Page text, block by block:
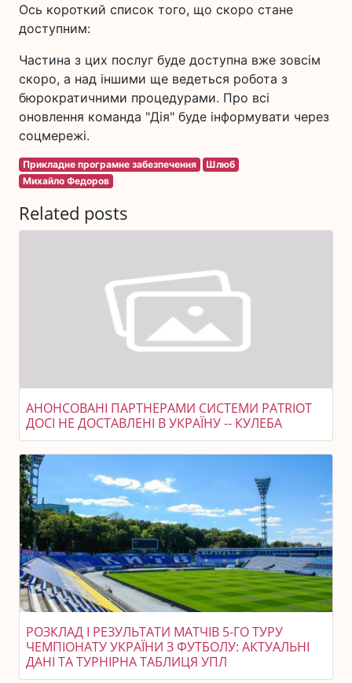
Ось короткий список того, що скоро стане
доступним:
Частина з цих послуг буде доступна вже зовсім
скоро, а над іншими ще ведеться робота з
бюрократичними процедурами. Про всі
оновлення команда "Дія" буде інформувати через
соцмережі.
Прикладне програмне забезпечення
Шлюб
Михайло Федоров
Related posts
АНОНСОВАНІ ПАРТНЕРАМИ СИСТЕМИ PATRIOT
ДОСІ НЕ ДОСТАВЛЕНІ В УКРАЇНУ -- КУЛЕБА
РОЗКЛАД І РЕЗУЛЬТАТИ МАТЧІВ 5-ГО ТУРУ
ЧЕМПІОНАТУ УКРАЇНИ З ФУТБОЛУ: АКТУАЛЬНІ
ДАНІ ТА ТУРНІРНА ТАБЛИЦЯ УПЛ